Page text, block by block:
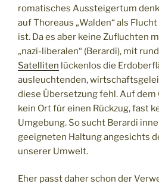
romatisches Aussteigertum
auf Thoreaus „Walden“ als
ist. Da es aber keine Zufluchten
„nazi-liberalen“ (Berardi), mit rund
Satelliten lückenlos die
ausleuchtenden,
diese Übersetzung fehl. Auf
kein Ort für einen Rückzug, fast
Umgebung. So sucht Berardi
geeigneten Haltung angesichts
unserer Umwelt.
Eher passt daher schon der